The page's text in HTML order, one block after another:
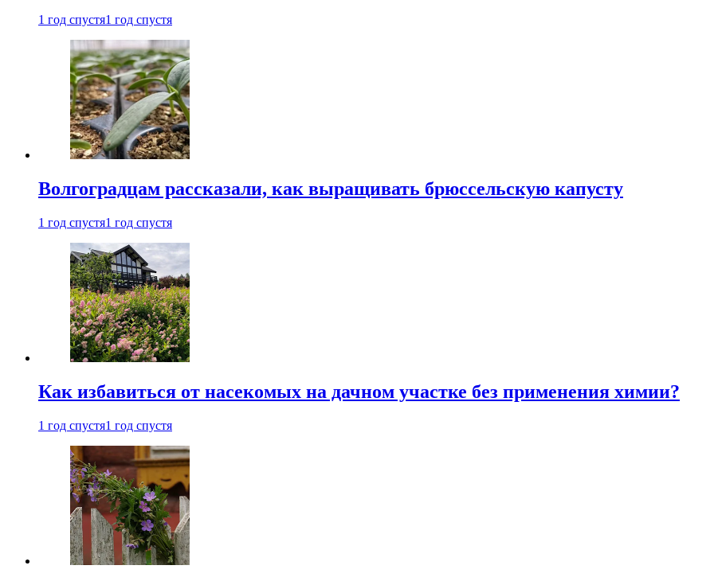
1 год спустя1 год спустя
Волгоградцам рассказали, как выращивать брюссельскую капусту
1 год спустя1 год спустя
Как избавиться от насекомых на дачном участке без применения химии?
1 год спустя1 год спустя